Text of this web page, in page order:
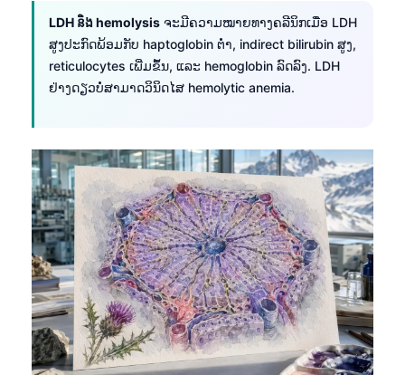
LDH និង hemolysis ຈະມີຄວາມໝາຍທາງຄລີນິກເມື່ອ LDH
ສູງປະກົດພ້ອມກັບ haptoglobin ຕ່ຳ, indirect bilirubin ສູງ,
reticulocytes ເພີ່ມຂຶ້ນ, ແລະ hemoglobin ລົດລົງ. LDH
ຢ່າງດຽວບໍ່ສາມາດວິນິດໄສ hemolytic anemia.